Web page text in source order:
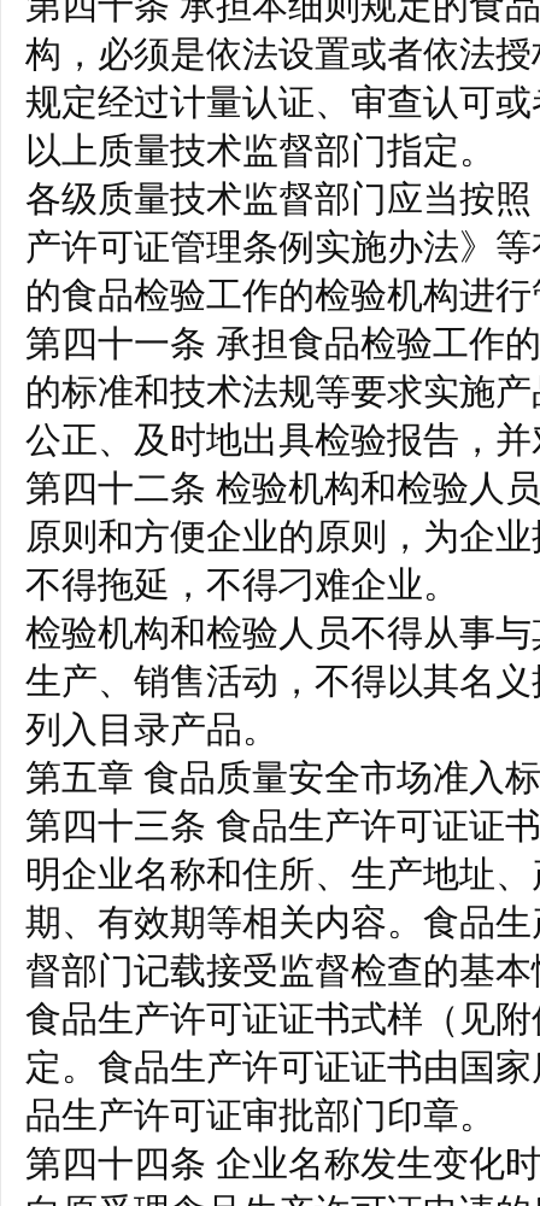
构，必须是依法设置或者依法
规定经过计量认证、审查认可
以上质量技术监督部门指定。
各级质量技术监督部门应当按
产许可证管理条例实施办法》
的食品检验工作的检验机构进
第四十一条 承担食品检验工作
的标准和技术法规等要求实施
公正、及时地出具检验报告，
第四十二条 检验机构和检验人
原则和方便企业的原则，为企
不得拖延，不得刁难企业。
检验机构和检验人员不得从事
生产、销售活动，不得以其名
列入目录产品。
第五章 食品质量安全市场准入
第四十三条 食品生产许可证证
明企业名称和住所、生产地址
期、有效期等相关内容。食品
督部门记载接受监督检查的基
食品生产许可证证书式样（见
定。食品生产许可证证书由国
品生产许可证审批部门印章。
第四十四条 企业名称发生变化